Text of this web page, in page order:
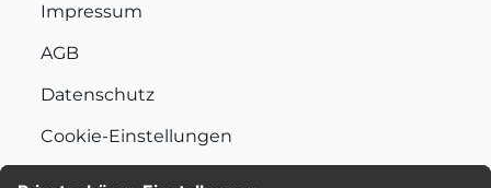
Impressum
AGB
Datenschutz
Cookie-Einstellungen